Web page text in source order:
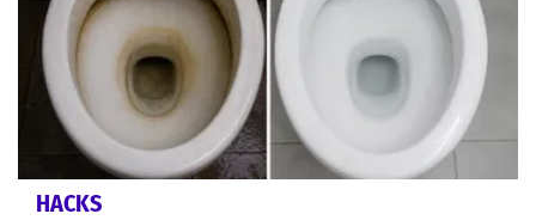
HACKS